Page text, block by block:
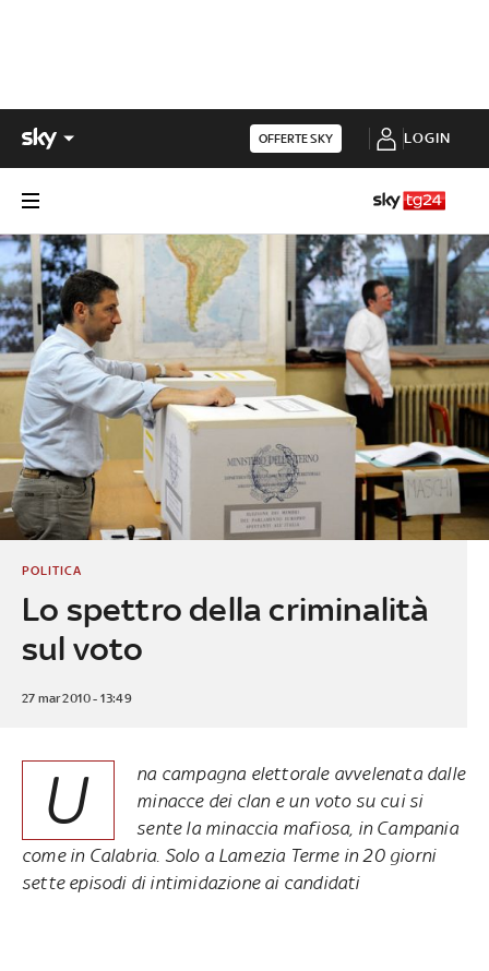
OFFERTE SKY LOGIN
Lo spettro della criminalità
sul voto
POLITICA
27 mar 2010 - 13:49
U
na campagna elettorale avvelenata dalle
minacce dei clan e un voto su cui si
sente la minaccia mafiosa, in Campania
come in Calabria. Solo a Lamezia Terme in 20 giorni
sette episodi di intimidazione ai candidati